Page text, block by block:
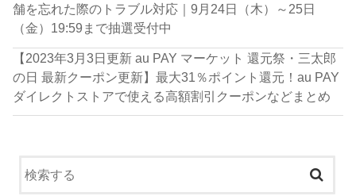
舗を忘れた際のトラブル対応｜9月24日（木）～25日
（金）19:59まで抽選受付中
【2023年3月3日更新 au PAY マーケット 還元祭・三太郎
の日 最新クーポン更新】最大31％ポイント還元！au PAY
ダイレクトストアで使える高額割引クーポンなどまとめ